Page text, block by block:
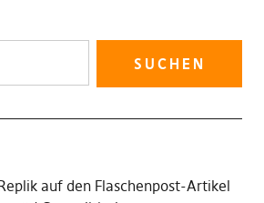
auf den Flaschenpost-Artikel